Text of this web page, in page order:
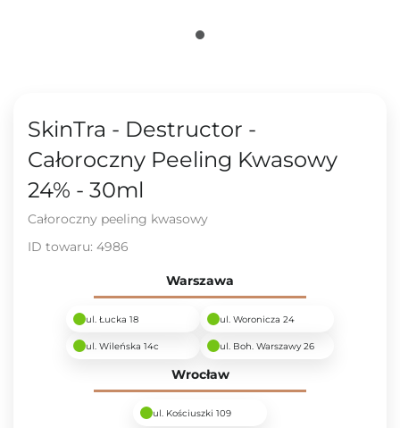
SkinTra - Destructor -
Całoroczny Peeling Kwasowy
24% - 30ml
Całoroczny peeling kwasowy
ID towaru: 4986
Warszawa
ul. Łucka 18 ul. Woronicza 24
ul. Wileńska 14c ul. Boh. Warszawy 26
Wrocław
ul. Kościuszki 109